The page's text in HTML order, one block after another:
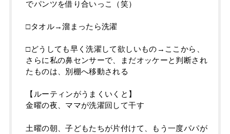
でパンツを借り合いっこ（笑）
□タオル→溜まったら洗濯
□どうしても早く洗濯して欲しいもの→ここから、
さらに私の鼻センサーで、まだオッケーと判断され
たものは、別棚へ移動される
【ルーティンがうまくいくと】
金曜の夜、ママが洗濯回して干す
土曜の朝、子どもたちが片付けて、もう一度パパが